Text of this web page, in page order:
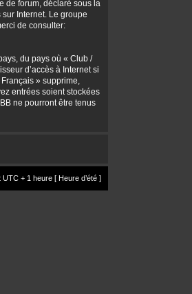
de forum, déclaré sous la
Internet. Le groupe
de consulter:
du pays où « Club /
d’accès à Internet si
» supprime,
entrées soient stockées
ne pourront être tenus
+ 1 heure [ Heure d’été ]